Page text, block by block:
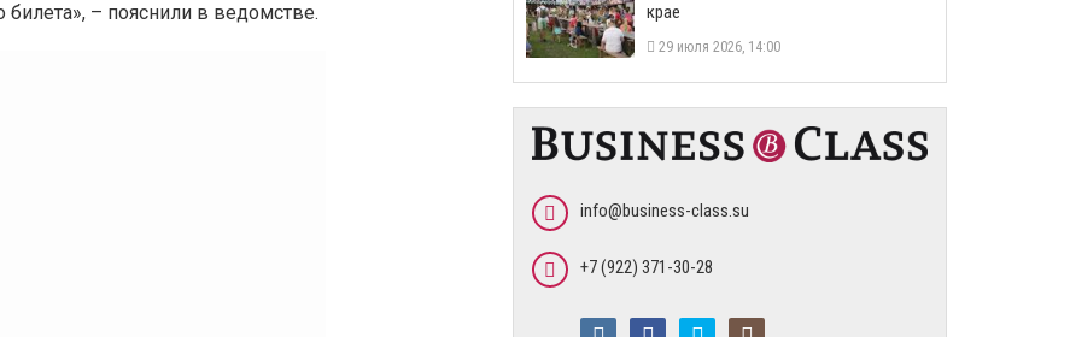
– пояснили в ведомстве.
крае
29 июля 2026, 14:00
info@business-class.su
+7 (922) 371-30-28